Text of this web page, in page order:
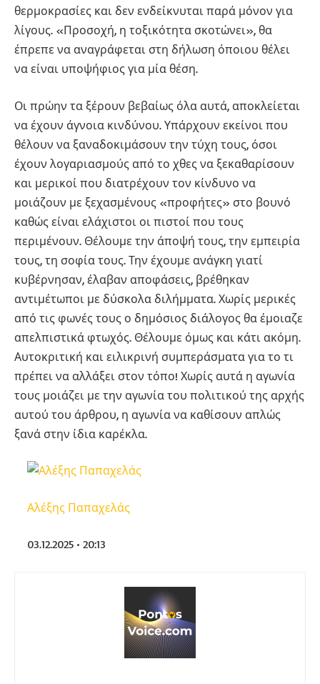
θερμοκρασίες και δεν ενδείκνυται παρά μόνον για
λίγους. «Προσοχή, η τοξικότητα σκοτώνει», θα
έπρεπε να αναγράφεται στη δήλωση όποιου θέλει
να είναι υποψήφιος για μία θέση.
Οι πρώην τα ξέρουν βεβαίως όλα αυτά, αποκλείεται
να έχουν άγνοια κινδύνου. Υπάρχουν εκείνοι που
θέλουν να ξαναδοκιμάσουν την τύχη τους, όσοι
έχουν λογαριασμούς από το χθες να ξεκαθαρίσουν
και μερικοί που διατρέχουν τον κίνδυνο να
μοιάζουν με ξεχασμένους «προφήτες» στο βουνό
καθώς είναι ελάχιστοι οι πιστοί που τους
περιμένουν. Θέλουμε την άποψή τους, την εμπειρία
τους, τη σοφία τους. Την έχουμε ανάγκη γιατί
κυβέρνησαν, έλαβαν αποφάσεις, βρέθηκαν
αντιμέτωποι με δύσκολα διλήμματα. Χωρίς μερικές
από τις φωνές τους ο δημόσιος διάλογος θα έμοιαζε
απελπιστικά φτωχός. Θέλουμε όμως και κάτι ακόμη.
Αυτοκριτική και ειλικρινή συμπεράσματα για το τι
πρέπει να αλλάξει στον τόπο! Χωρίς αυτά η αγωνία
τους μοιάζει με την αγωνία του πολιτικού της αρχής
αυτού του άρθρου, η αγωνία να καθίσουν απλώς
ξανά στην ίδια καρέκλα.
Αλέξης Παπαχελάς
03.12.2025 • 20:13